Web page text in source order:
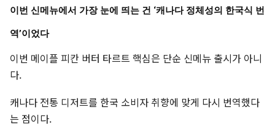
이번 신메뉴에서 가장 눈에 띄는 건 ‘캐나다 정체성의 한국식 번
역’이었다
이번 메이플 피칸 버터 타르트 핵심은 단순 신메뉴 출시가 아니
다.
캐나다 전통 디저트를 한국 소비자 취향에 맞게 다시 번역했다
는 점이다.